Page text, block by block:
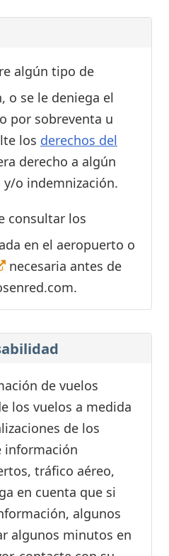
algún tipo de
o se le deniega el
por sobreventa u
los derechos del
derecho a algún
o indemnización.
consultar los
en el aeropuerto o
necesaria antes de
de vuelos
los vuelos a medida
de los
información
tráfico aéreo,
en cuenta que si
algunos
algunos minutos en